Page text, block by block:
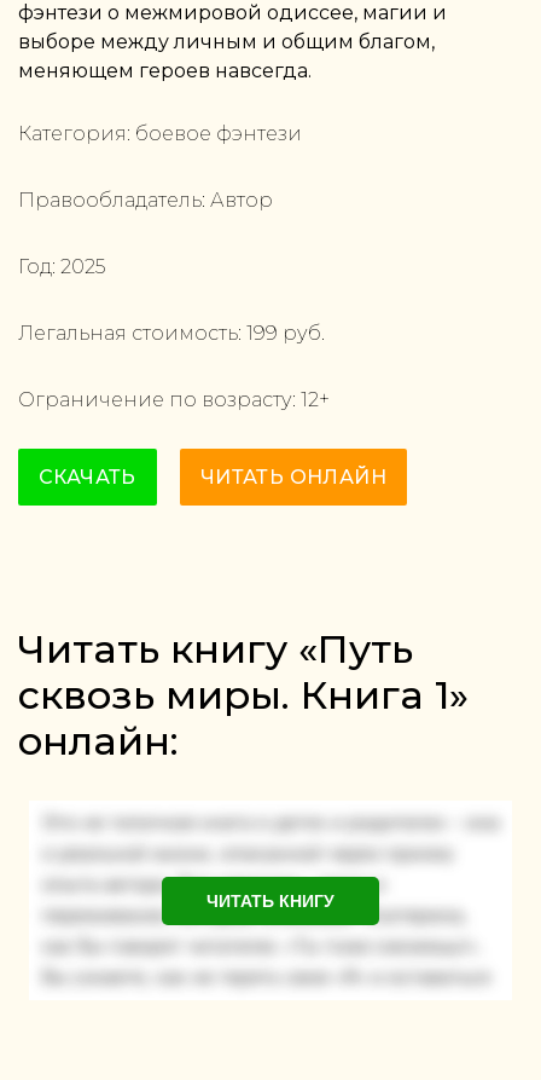
фэнтези о межмировой одиссее, магии и
выборе между личным и общим благом,
меняющем героев навсегда.
Категория: боевое фэнтези
Правообладатель: Автор
Год: 2025
Легальная стоимость: 199 руб.
Ограничение по возрасту: 12+
СКАЧАТЬ ЧИТАТЬ ОНЛАЙН
Читать книгу «Путь
сквозь миры. Книга 1»
онлайн:
ЧИТАТЬ КНИГУ